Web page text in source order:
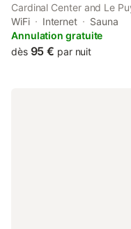
Cardinal Center and Le
sauna privatif provides
as access to a sauna.
WiFi Internet
Sauna
Annulation gratuite
dès 95 € par nuit